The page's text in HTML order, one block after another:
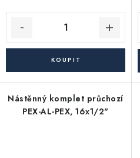
Nástěnný komplet průchozí
PEX-AL-PEX, 16x1/2"